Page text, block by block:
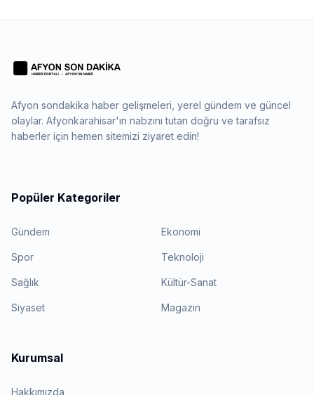
Afyon sondakika haber gelişmeleri, yerel gündem ve güncel
olaylar. Afyonkarahisar'ın nabzını tutan doğru ve tarafsız
haberler için hemen sitemizi ziyaret edin!
Popüler Kategoriler
Gündem Ekonomi
Spor Teknoloji
Sağlık Kültür-Sanat
Siyaset Magazin
Kurumsal
Hakkımızda